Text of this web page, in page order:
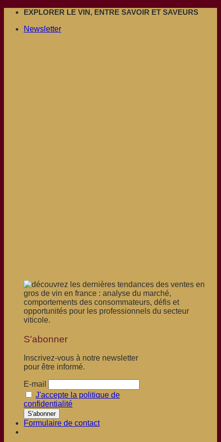
Passer
contenu
EXPLORER LE VIN, ENTRE SAVOIR ET SAVEURS
Newsletter
S'abonner
Inscrivez-vous à notre newsletter
pour être informé.
E-mail
J'accepte la politique de
confidentialité
Formulaire de contact